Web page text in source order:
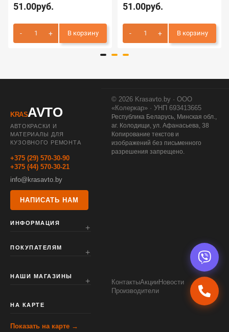
51.00руб.
В корзину
51.00руб.
В корзину
KRASAVTO
АВТОКРАСКИ И
МАТЕРИАЛЫ ДЛЯ
КУЗОВНОГО РЕМОНТА
+375 (29) 570-30-90
+375 (44) 570-30-21
info@krasavto.by
НАПИСАТЬ НАМ
ИНФОРМАЦИЯ
ПОКУПАТЕЛЯМ
НАШИ МАГАЗИНЫ
НА КАРТЕ
Показать на карте →
© 2026 Krasavto.by · ООО
«Колеркар» · УНП 693413665
Республика Беларусь, Минская обл.,
аг. Колодищи, ул. Афанасьева, 38
Копирование текстов и
изображений без письменного
разрешения запрещено.
КонтактыАкцииНовости
Производители